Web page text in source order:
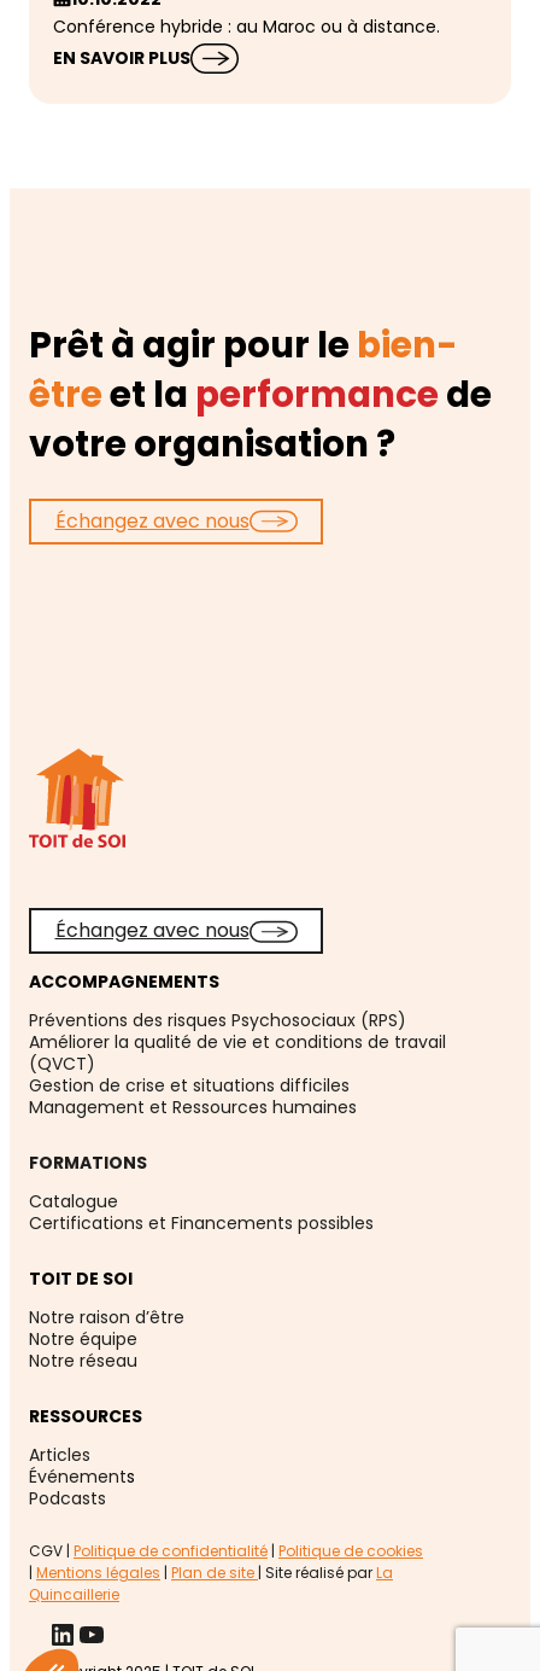
Conférence hybride : au Maroc ou à distance.
EN SAVOIR PLUS
Prêt à agir pour lebien-
êtreet la performancede
votre organisation ?
Échangez avec nous
Échangez avec nous
ACCOMPAGNEMENTS
Préventions des risques Psychosociaux (RPS)
Améliorer la qualité de vie et conditions de travail
(QVCT)
Gestion de crise et situations difficiles
Management et Ressources humaines
FORMATIONS
Catalogue
Certifications et Financements possibles
TOIT DE SOI
Notre raison d’être
Notre équipe
Notre réseau
RESSOURCES
Articles
Événements
Podcasts
CGV | Politique de confidentialité | Politique de cookies
| Mentions légales | Plan de site | Site réalisé parLa
Quincaillerie
LinkedIn
YouTube